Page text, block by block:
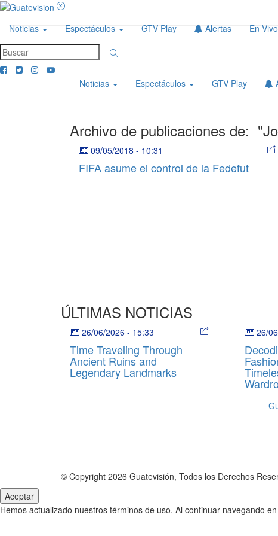
Noticias Espectáculos GTV Play Alertas En Vivo
Noticias Espectáculos GTV Play
Archivo de publicaciones de:
09/05/2018 - 10:31
FIFA asume el control de la Fedefut
ÚLTIMAS NOTICIAS
26/06/2026 - 15:33
Time Traveling Through
Ancient Ruins and
Legendary Landmarks
26/
© Copyright 2026 Guatevisión, Todos los Derechos
Hemos actualizado nuestros términos de uso. Al continuar navegando